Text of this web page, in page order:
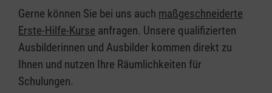
Gerne können Sie bei uns auch maßgeschneiderte
Erste-Hilfe-Kurse anfragen. Unsere qualifizierten
Ausbilderinnen und Ausbilder kommen direkt zu
Ihnen und nutzen Ihre Räumlichkeiten für
Schulungen.